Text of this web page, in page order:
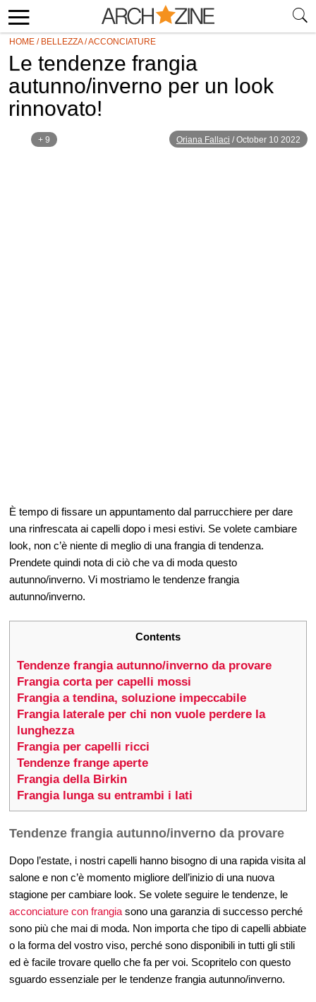
HOME / BELLEZZA/ACCONCIATURE
Le tendenze frangia
autunno/inverno per un look
rinnovato!
+ 9 Oriana Fallaci /October 10 2022
È tempo di fissare un appuntamento dal parrucchiere per dare
una rinfrescata ai capelli dopo i mesi estivi. Se volete cambiare
look, non c’è niente di meglio di una frangia di tendenza.
Prendete quindi nota di ciò che va di moda questo
autunno/inverno. Vi mostriamo le tendenze frangia
autunno/inverno.
Contents
Tendenze frangia autunno/inverno da provare
Frangia corta per capelli mossi
Frangia a tendina, soluzione impeccabile
Frangia laterale per chi non vuole perdere la
lunghezza
Frangia per capelli ricci
Tendenze frange aperte
Frangia della Birkin
Frangia lunga su entrambi i lati
Tendenze frangia autunno/inverno da provare
Dopo l’estate, i nostri capelli hanno bisogno di una rapida visita al
salone e non c’è momento migliore dell’inizio di una nuova
stagione per cambiare look. Se volete seguire le tendenze, le
acconciature con frangia sono una garanzia di successo perché
sono più che mai di moda. Non importa che tipo di capelli abbiate
o la forma del vostro viso, perché sono disponibili in tutti gli stili
ed è facile trovare quello che fa per voi. Scopritelo con questo
sguardo essenziale per le tendenze frangia autunno/inverno.